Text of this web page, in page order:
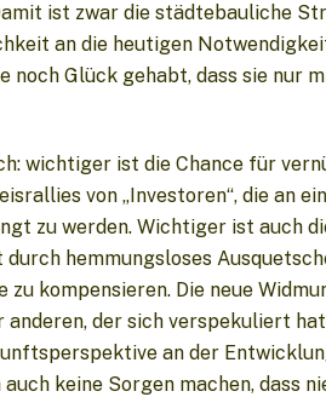
ist zwar die städtebauliche
an die heutigen
noch Glück gehabt, dass sie nur
wichtiger ist die Chance für
von „Investoren“, die an
zu werden. Wichtiger ist auch
hemmungsloses
kompensieren. Die neue
der sich verspekuliert
an der
keine Sorgen machen, dass